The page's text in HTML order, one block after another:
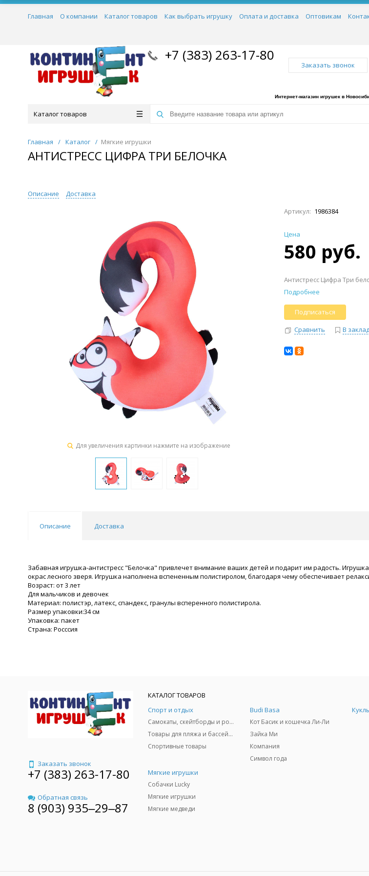
Главная О компании Каталог товаров Как выбрать игрушку Оплата и доставка Оптовикам
+7 (383) 263-17-80
Заказать звонок
Интернет-магазин игрушек в
Каталог товаров
Главная / Каталог / Мягкие игрушки
АНТИСТРЕСС ЦИФРА ТРИ БЕЛОЧКА
Описание Доставка
Для увеличения картинки нажмите на изображение
Артикул: 1986384
Цена
580 руб.
Антистресс Цифра Три
Подробнее
Подписаться
Сравнить
В
Описание Доставка
Забавная игрушка-антистресс "Белочка" привлечет внимание ваших детей и подарит им радость.
окрас лесного зверя. Игрушка наполнена вспененным полистиролом, благодаря чему обеспечивает
Возраст: от 3 лет
Для мальчиков и девочек
Материал: полистэр, латекс, спандекс, гранулы всперенного полистирола.
Размер упаковки:34 см
Упаковка: пакет
Страна: Росссия
Заказать звонок
+7 (383) 263-17-80
Обратная связь
8 (903) 935‒29‒87
КАТАЛОГ ТОВАРОВ
Спорт и отдых
Самокаты, скейтборды и ролики
Товары для пляжа и бассейны
Спортивные товары
Budi Basa
Кот Басик и кошечка Ли-Ли
Зайка Ми
Компания
Символ года
Мягкие игрушки
Собачки Lucky
Мягкие игрушки
Мягкие медведи